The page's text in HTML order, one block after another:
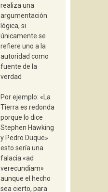
realiza una
argumentación
lógica, si
únicamente se
refiere uno a la
autoridad como
fuente de la
verdad
Por ejemplo: «La
Tierra es redonda
porque lo dice
Stephen Hawking
y Pedro Duque»
esto sería una
falacia «ad
verecundiam»
aunque el hecho
sea cierto, para